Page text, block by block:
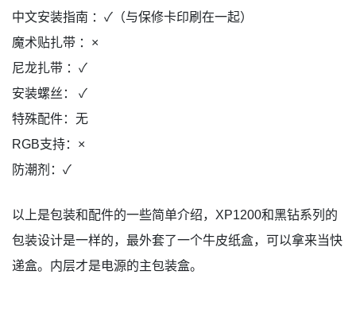
中文安装指南 ：✓（与保修卡印刷在一起）
魔术贴扎带 ：×
尼龙扎带 ：✓
安装螺丝： ✓
特殊配件：无
RGB支持：×
防潮剂：✓
以上是包装和配件的一些简单介绍，XP1200和黑钻系列的
包装设计是一样的，最外套了一个牛皮纸盒，可以拿来当快
递盒。内层才是电源的主包装盒。